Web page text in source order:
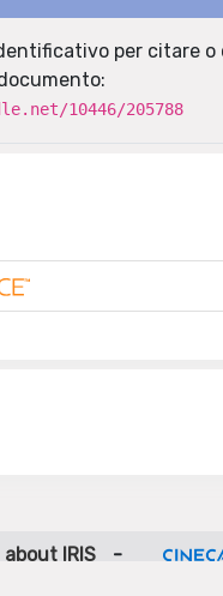
per citare o
10446/205788
about IRIS
-